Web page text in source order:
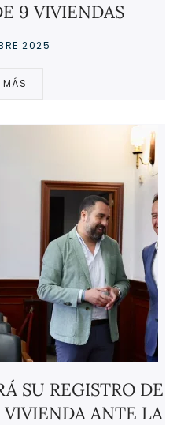
9 VIVIENDAS
2025
MÁS
SU REGISTRO DE
ANTE LA